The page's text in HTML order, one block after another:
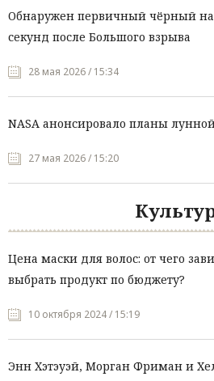
Обнаружен первичный чёрный
секунд после Большого взрыва
28 мая 2026 / 15:34
NASA анонсировало планы
27 мая 2026 / 15:20
Цена маски для волос: от чего
выбрать продукт по бюджету?
10 октября 2024 / 15:19
Энн Хэтэуэй, Морган Фриман и